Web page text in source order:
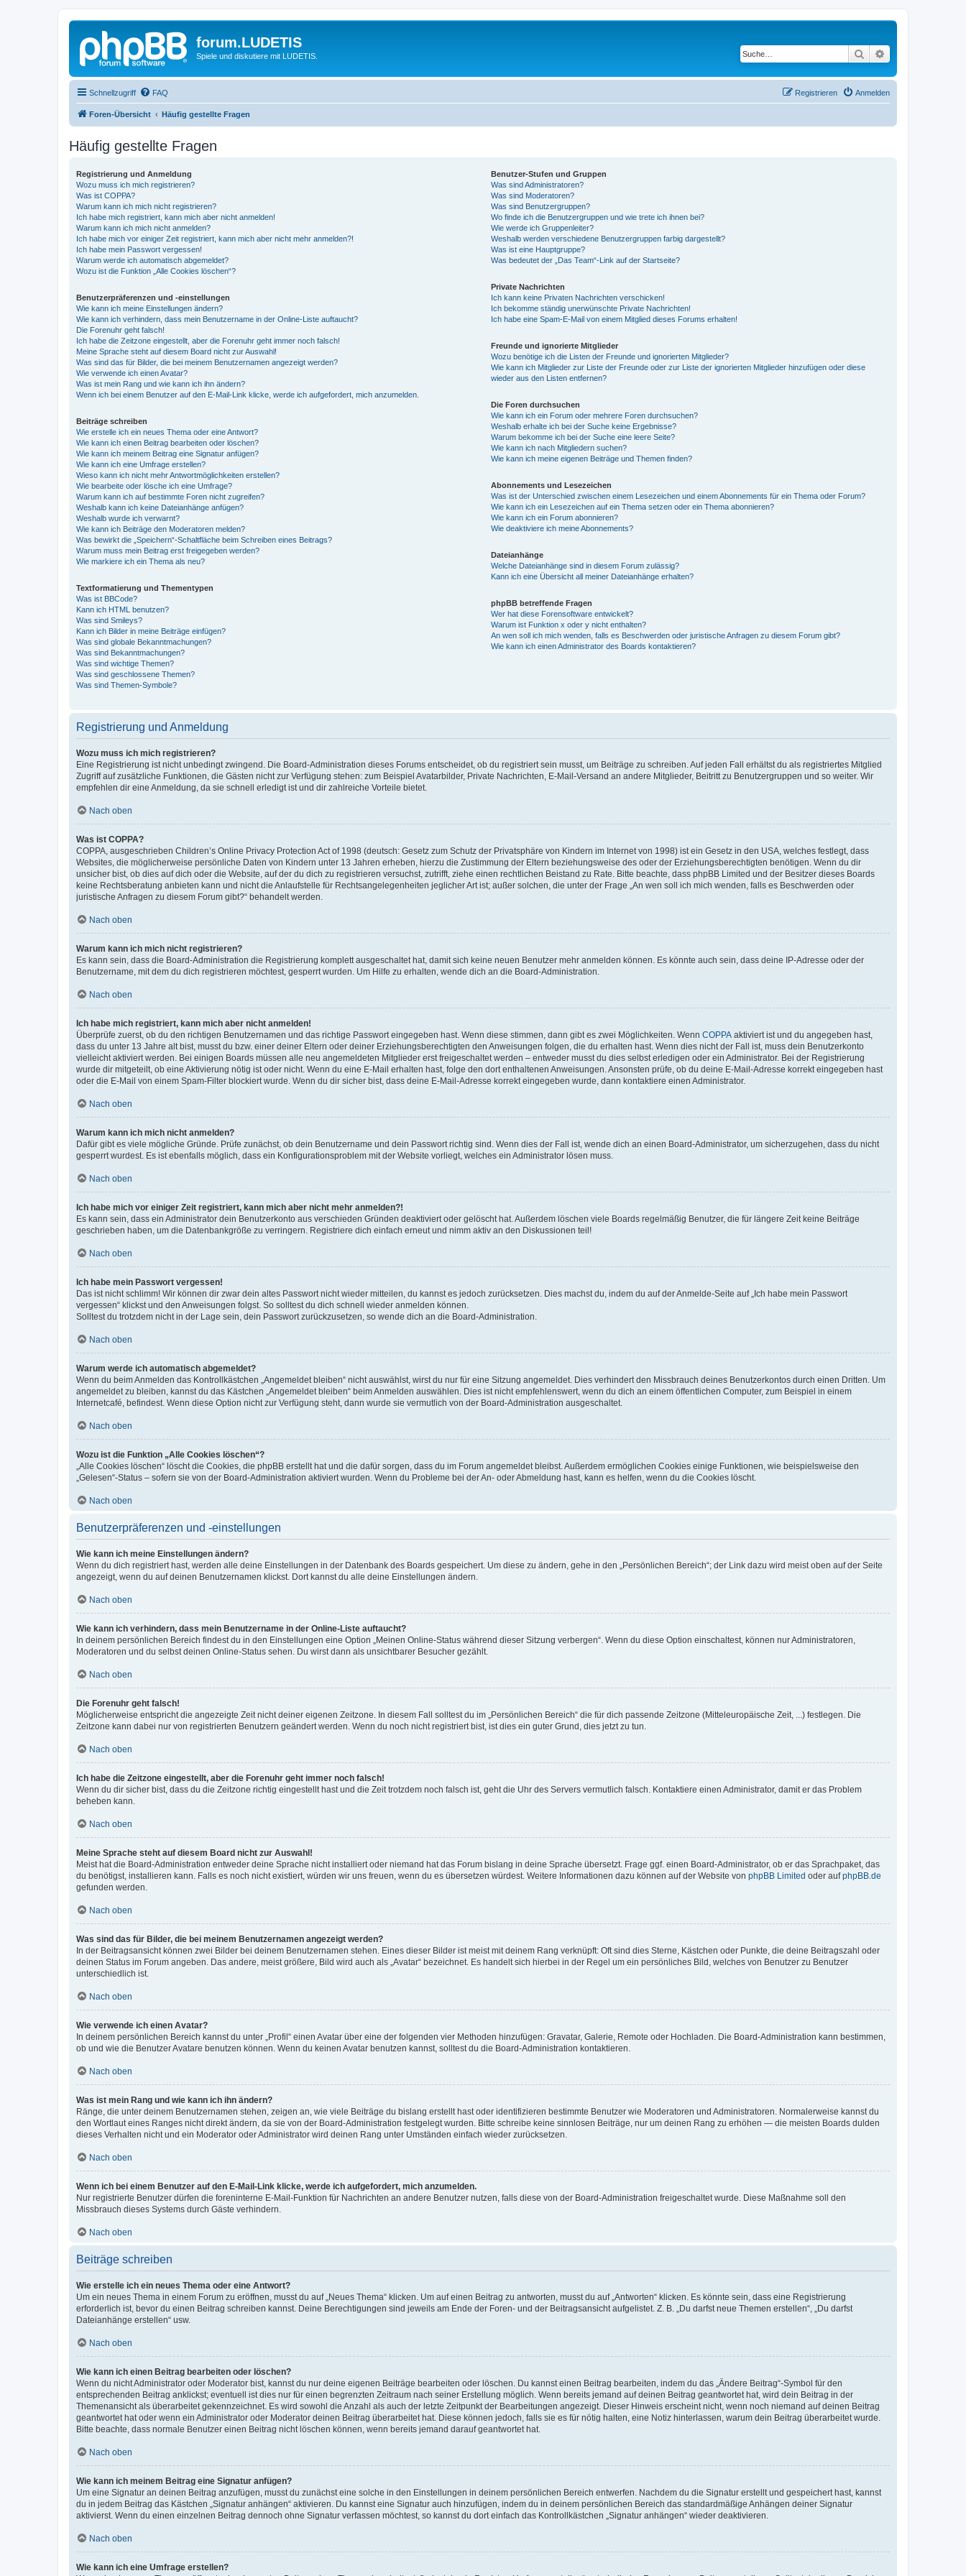
forum.LUDETIS
Spiele und diskutiere mit LUDETIS. Suche
Schnellzugriff FAQ Anmelden
Registrieren
Foren-Übersicht Häufig gestellte Fragen
Häufig gestellte Fragen
Registrierung und Anmeldung
Wozu muss ich mich registrieren?
Was ist COPPA?
Warum kann ich mich nicht registrieren?
Ich habe mich registriert, kann mich aber nicht anmelden!
Warum kann ich mich nicht anmelden?
Ich habe mich vor einiger Zeit registriert, kann mich aber nicht mehr anmelden?!
Ich habe mein Passwort vergessen!
Warum werde ich automatisch abgemeldet?
Wozu ist die Funktion „Alle Cookies löschen“?
Benutzerpräferenzen und -einstellungen
Wie kann ich meine Einstellungen ändern?
Wie kann ich verhindern, dass mein Benutzername in der Online-Liste auftaucht?
Die Forenuhr geht falsch!
Ich habe die Zeitzone eingestellt, aber die Forenuhr geht immer noch falsch!
Meine Sprache steht auf diesem Board nicht zur Auswahl!
Was sind das für Bilder, die bei meinem Benutzernamen angezeigt werden?
Wie verwende ich einen Avatar?
Was ist mein Rang und wie kann ich ihn ändern?
Wenn ich bei einem Benutzer auf den E-Mail-Link klicke, werde ich aufgefordert, mich anzumelden.
Beiträge schreiben
Wie erstelle ich ein neues Thema oder eine Antwort?
Wie kann ich einen Beitrag bearbeiten oder löschen?
Wie kann ich meinem Beitrag eine Signatur anfügen?
Wie kann ich eine Umfrage erstellen?
Wieso kann ich nicht mehr Antwortmöglichkeiten erstellen?
Wie bearbeite oder lösche ich eine Umfrage?
Warum kann ich auf bestimmte Foren nicht zugreifen?
Weshalb kann ich keine Dateianhänge anfügen?
Weshalb wurde ich verwarnt?
Wie kann ich Beiträge den Moderatoren melden?
Was bewirkt die „Speichern“-Schaltfläche beim Schreiben eines Beitrags?
Warum muss mein Beitrag erst freigegeben werden?
Wie markiere ich ein Thema als neu?
Textformatierung und Thementypen
Was ist BBCode?
Kann ich HTML benutzen?
Was sind Smileys?
Kann ich Bilder in meine Beiträge einfügen?
Was sind globale Bekanntmachungen?
Was sind Bekanntmachungen?
Was sind wichtige Themen?
Was sind geschlossene Themen?
Was sind Themen-Symbole?
Benutzer-Stufen und Gruppen
Was sind Administratoren?
Was sind Moderatoren?
Was sind Benutzergruppen?
Wo finde ich die Benutzergruppen und wie trete ich ihnen bei?
Wie werde ich Gruppenleiter?
Weshalb werden verschiedene Benutzergruppen farbig dargestellt?
Was ist eine Hauptgruppe?
Was bedeutet der „Das Team“-Link auf der Startseite?
Private Nachrichten
Ich kann keine Privaten Nachrichten verschicken!
Ich bekomme ständig unerwünschte Private Nachrichten!
Ich habe eine Spam-E-Mail von einem Mitglied dieses Forums erhalten!
Freunde und ignorierte Mitglieder
Wozu benötige ich die Listen der Freunde und ignorierten Mitglieder?
Wie kann ich Mitglieder zur Liste der Freunde oder zur Liste der ignorierten Mitglieder hinzufügen oder diese
wieder aus den Listen entfernen?
Die Foren durchsuchen
Wie kann ich ein Forum oder mehrere Foren durchsuchen?
Weshalb erhalte ich bei der Suche keine Ergebnisse?
Warum bekomme ich bei der Suche eine leere Seite?
Wie kann ich nach Mitgliedern suchen?
Wie kann ich meine eigenen Beiträge und Themen finden?
Abonnements und Lesezeichen
Was ist der Unterschied zwischen einem Lesezeichen und einem Abonnements für ein Thema oder Forum?
Wie kann ich ein Lesezeichen auf ein Thema setzen oder ein Thema abonnieren?
Wie kann ich ein Forum abonnieren?
Wie deaktiviere ich meine Abonnements?
Dateianhänge
Welche Dateianhänge sind in diesem Forum zulässig?
Kann ich eine Übersicht all meiner Dateianhänge erhalten?
phpBB betreffende Fragen
Wer hat diese Forensoftware entwickelt?
Warum ist Funktion x oder y nicht enthalten?
An wen soll ich mich wenden, falls es Beschwerden oder juristische Anfragen zu diesem Forum gibt?
Wie kann ich einen Administrator des Boards kontaktieren?
Registrierung und Anmeldung
Wozu muss ich mich registrieren?
Eine Registrierung ist nicht unbedingt zwingend. Die Board-Administration dieses Forums entscheidet, ob du registriert sein musst, um Beiträge zu schreiben. Auf jeden Fall erhältst du als registriertes Mitglied
Zugriff auf zusätzliche Funktionen, die Gästen nicht zur Verfügung stehen: zum Beispiel Avatarbilder, Private Nachrichten, E-Mail-Versand an andere Mitglieder, Beitritt zu Benutzergruppen und so weiter. Wir
empfehlen dir eine Anmeldung, da sie schnell erledigt ist und dir zahlreiche Vorteile bietet.
Nach oben
Was ist COPPA?
COPPA, ausgeschrieben Children’s Online Privacy Protection Act of 1998 (deutsch: Gesetz zum Schutz der Privatsphäre von Kindern im Internet von 1998) ist ein Gesetz in den USA, welches festlegt, dass
Websites, die möglicherweise persönliche Daten von Kindern unter 13 Jahren erheben, hierzu die Zustimmung der Eltern beziehungsweise des oder der Erziehungsberechtigten benötigen. Wenn du dir
unsicher bist, ob dies auf dich oder die Website, auf der du dich zu registrieren versuchst, zutrifft, ziehe einen rechtlichen Beistand zu Rate. Bitte beachte, dass phpBB Limited und der Besitzer dieses Boards
keine Rechtsberatung anbieten kann und nicht die Anlaufstelle für Rechtsangelegenheiten jeglicher Art ist; außer solchen, die unter der Frage „An wen soll ich mich wenden, falls es Beschwerden oder
juristische Anfragen zu diesem Forum gibt?“ behandelt werden.
Nach oben
Warum kann ich mich nicht registrieren?
Es kann sein, dass die Board-Administration die Registrierung komplett ausgeschaltet hat, damit sich keine neuen Benutzer mehr anmelden können. Es könnte auch sein, dass deine IP-Adresse oder der
Benutzername, mit dem du dich registrieren möchtest, gesperrt wurden. Um Hilfe zu erhalten, wende dich an die Board-Administration.
Nach oben
Ich habe mich registriert, kann mich aber nicht anmelden!
Überprüfe zuerst, ob du den richtigen Benutzernamen und das richtige Passwort eingegeben hast. Wenn diese stimmen, dann gibt es zwei Möglichkeiten. Wenn COPPA aktiviert ist und du angegeben hast,
dass du unter 13 Jahre alt bist, musst du bzw. einer deiner Eltern oder deiner Erziehungsberechtigten den Anweisungen folgen, die du erhalten hast. Wenn dies nicht der Fall ist, muss dein Benutzerkonto
vielleicht aktiviert werden. Bei einigen Boards müssen alle neu angemeldeten Mitglieder erst freigeschaltet werden – entweder musst du dies selbst erledigen oder ein Administrator. Bei der Registrierung
wurde dir mitgeteilt, ob eine Aktivierung nötig ist oder nicht. Wenn du eine E-Mail erhalten hast, folge den dort enthaltenen Anweisungen. Ansonsten prüfe, ob du deine E-Mail-Adresse korrekt eingegeben hast
oder die E-Mail von einem Spam-Filter blockiert wurde. Wenn du dir sicher bist, dass deine E-Mail-Adresse korrekt eingegeben wurde, dann kontaktiere einen Administrator.
Nach oben
Warum kann ich mich nicht anmelden?
Dafür gibt es viele mögliche Gründe. Prüfe zunächst, ob dein Benutzername und dein Passwort richtig sind. Wenn dies der Fall ist, wende dich an einen Board-Administrator, um sicherzugehen, dass du nicht
gesperrt wurdest. Es ist ebenfalls möglich, dass ein Konfigurationsproblem mit der Website vorliegt, welches ein Administrator lösen muss.
Nach oben
Ich habe mich vor einiger Zeit registriert, kann mich aber nicht mehr anmelden?!
Es kann sein, dass ein Administrator dein Benutzerkonto aus verschieden Gründen deaktiviert oder gelöscht hat. Außerdem löschen viele Boards regelmäßig Benutzer, die für längere Zeit keine Beiträge
geschrieben haben, um die Datenbankgröße zu verringern. Registriere dich einfach erneut und nimm aktiv an den Diskussionen teil!
Nach oben
Ich habe mein Passwort vergessen!
Das ist nicht schlimm! Wir können dir zwar dein altes Passwort nicht wieder mitteilen, du kannst es jedoch zurücksetzen. Dies machst du, indem du auf der Anmelde-Seite auf „Ich habe mein Passwort
vergessen“ klickst und den Anweisungen folgst. So solltest du dich schnell wieder anmelden können.
Solltest du trotzdem nicht in der Lage sein, dein Passwort zurückzusetzen, so wende dich an die Board-Administration.
Nach oben
Warum werde ich automatisch abgemeldet?
Wenn du beim Anmelden das Kontrollkästchen „Angemeldet bleiben“ nicht auswählst, wirst du nur für eine Sitzung angemeldet. Dies verhindert den Missbrauch deines Benutzerkontos durch einen Dritten. Um
angemeldet zu bleiben, kannst du das Kästchen „Angemeldet bleiben“ beim Anmelden auswählen. Dies ist nicht empfehlenswert, wenn du dich an einem öffentlichen Computer, zum Beispiel in einem
Internetcafé, befindest. Wenn diese Option nicht zur Verfügung steht, dann wurde sie vermutlich von der Board-Administration ausgeschaltet.
Nach oben
Wozu ist die Funktion „Alle Cookies löschen“?
„Alle Cookies löschen“ löscht die Cookies, die phpBB erstellt hat und die dafür sorgen, dass du im Forum angemeldet bleibst. Außerdem ermöglichen Cookies einige Funktionen, wie beispielsweise den
„Gelesen“-Status – sofern sie von der Board-Administration aktiviert wurden. Wenn du Probleme bei der An- oder Abmeldung hast, kann es helfen, wenn du die Cookies löscht.
Nach oben
Benutzerpräferenzen und -einstellungen
Wie kann ich meine Einstellungen ändern?
Wenn du dich registriert hast, werden alle deine Einstellungen in der Datenbank des Boards gespeichert. Um diese zu ändern, gehe in den „Persönlichen Bereich“; der Link dazu wird meist oben auf der Seite
angezeigt, wenn du auf deinen Benutzernamen klickst. Dort kannst du alle deine Einstellungen ändern.
Nach oben
Wie kann ich verhindern, dass mein Benutzername in der Online-Liste auftaucht?
In deinem persönlichen Bereich findest du in den Einstellungen eine Option „Meinen Online-Status während dieser Sitzung verbergen“. Wenn du diese Option einschaltest, können nur Administratoren,
Moderatoren und du selbst deinen Online-Status sehen. Du wirst dann als unsichtbarer Besucher gezählt.
Nach oben
Die Forenuhr geht falsch!
Möglicherweise entspricht die angezeigte Zeit nicht deiner eigenen Zeitzone. In diesem Fall solltest du im „Persönlichen Bereich“ die für dich passende Zeitzone (Mitteleuropäische Zeit, ...) festlegen. Die
Zeitzone kann dabei nur von registrierten Benutzern geändert werden. Wenn du noch nicht registriert bist, ist dies ein guter Grund, dies jetzt zu tun.
Nach oben
Ich habe die Zeitzone eingestellt, aber die Forenuhr geht immer noch falsch!
Wenn du dir sicher bist, dass du die Zeitzone richtig eingestellt hast und die Zeit trotzdem noch falsch ist, geht die Uhr des Servers vermutlich falsch. Kontaktiere einen Administrator, damit er das Problem
beheben kann.
Nach oben
Meine Sprache steht auf diesem Board nicht zur Auswahl!
Meist hat die Board-Administration entweder deine Sprache nicht installiert oder niemand hat das Forum bislang in deine Sprache übersetzt. Frage ggf. einen Board-Administrator, ob er das Sprachpaket, das
du benötigst, installieren kann. Falls es noch nicht existiert, würden wir uns freuen, wenn du es übersetzen würdest. Weitere Informationen dazu können auf der Website von phpBB Limited oder aufphpBB.de
gefunden werden.
Nach oben
Was sind das für Bilder, die bei meinem Benutzernamen angezeigt werden?
In der Beitragsansicht können zwei Bilder bei deinem Benutzernamen stehen. Eines dieser Bilder ist meist mit deinem Rang verknüpft: Oft sind dies Sterne, Kästchen oder Punkte, die deine Beitragszahl oder
deinen Status im Forum angeben. Das andere, meist größere, Bild wird auch als „Avatar“ bezeichnet. Es handelt sich hierbei in der Regel um ein persönliches Bild, welches von Benutzer zu Benutzer
unterschiedlich ist.
Nach oben
Wie verwende ich einen Avatar?
In deinem persönlichen Bereich kannst du unter „Profil“ einen Avatar über eine der folgenden vier Methoden hinzufügen: Gravatar, Galerie, Remote oder Hochladen. Die Board-Administration kann bestimmen,
ob und wie die Benutzer Avatare benutzen können. Wenn du keinen Avatar benutzen kannst, solltest du die Board-Administration kontaktieren.
Nach oben
Was ist mein Rang und wie kann ich ihn ändern?
Ränge, die unter deinem Benutzernamen stehen, zeigen an, wie viele Beiträge du bislang erstellt hast oder identifizieren bestimmte Benutzer wie Moderatoren und Administratoren. Normalerweise kannst du
den Wortlaut eines Ranges nicht direkt ändern, da sie von der Board-Administration festgelegt wurden. Bitte schreibe keine sinnlosen Beiträge, nur um deinen Rang zu erhöhen — die meisten Boards dulden
dieses Verhalten nicht und ein Moderator oder Administrator wird deinen Rang unter Umständen einfach wieder zurücksetzen.
Nach oben
Wenn ich bei einem Benutzer auf den E-Mail-Link klicke, werde ich aufgefordert, mich anzumelden.
Nur registrierte Benutzer dürfen die foreninterne E-Mail-Funktion für Nachrichten an andere Benutzer nutzen, falls diese von der Board-Administration freigeschaltet wurde. Diese Maßnahme soll den
Missbrauch dieses Systems durch Gäste verhindern.
Nach oben
Beiträge schreiben
Wie erstelle ich ein neues Thema oder eine Antwort?
Um ein neues Thema in einem Forum zu eröffnen, musst du auf „Neues Thema“ klicken. Um auf einen Beitrag zu antworten, musst du auf „Antworten“ klicken. Es könnte sein, dass eine Registrierung
erforderlich ist, bevor du einen Beitrag schreiben kannst. Deine Berechtigungen sind jeweils am Ende der Foren- und der Beitragsansicht aufgelistet. Z. B. „Du darfst neue Themen erstellen“, „Du darfst
Dateianhänge erstellen“ usw.
Nach oben
Wie kann ich einen Beitrag bearbeiten oder löschen?
Wenn du nicht Administrator oder Moderator bist, kannst du nur deine eigenen Beiträge bearbeiten oder löschen. Du kannst einen Beitrag bearbeiten, indem du das „Ändere Beitrag“-Symbol für den
entsprechenden Beitrag anklickst; eventuell ist dies nur für einen begrenzten Zeitraum nach seiner Erstellung möglich. Wenn bereits jemand auf deinen Beitrag geantwortet hat, wird dein Beitrag in der
Themenansicht als überarbeitet gekennzeichnet. Es wird sowohl die Anzahl als auch der letzte Zeitpunkt der Bearbeitungen angezeigt. Dieser Hinweis erscheint nicht, wenn noch niemand auf deinen Beitrag
geantwortet hat oder wenn ein Administrator oder Moderator deinen Beitrag überarbeitet hat. Diese können jedoch, falls sie es für nötig halten, eine Notiz hinterlassen, warum dein Beitrag überarbeitet wurde.
Bitte beachte, dass normale Benutzer einen Beitrag nicht löschen können, wenn bereits jemand darauf geantwortet hat.
Nach oben
Wie kann ich meinem Beitrag eine Signatur anfügen?
Um eine Signatur an deinen Beitrag anzufügen, musst du zunächst eine solche in den Einstellungen in deinem persönlichen Bereich entwerfen. Nachdem du die Signatur erstellt und gespeichert hast, kannst
du in jedem Beitrag das Kästchen „Signatur anhängen“ aktivieren. Du kannst eine Signatur auch hinzufügen, indem du in deinem persönlichen Bereich das standardmäßige Anhängen deiner Signatur
aktivierst. Wenn du einen einzelnen Beitrag dennoch ohne Signatur verfassen möchtest, so kannst du dort einfach das Kontrollkästchen „Signatur anhängen“ wieder deaktivieren.
Nach oben
Wie kann ich eine Umfrage erstellen?